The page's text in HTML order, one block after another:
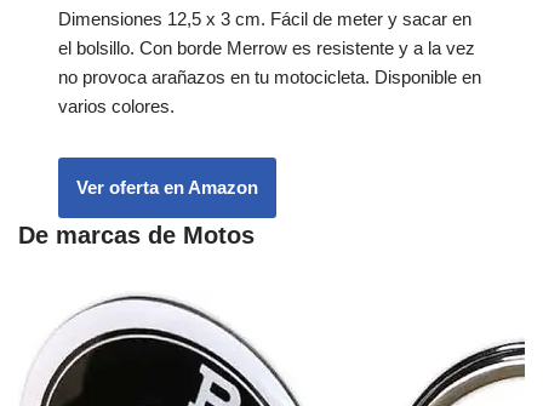
Dimensiones 12,5 x 3 cm. Fácil de meter y sacar en
el bolsillo. Con borde Merrow es resistente y a la vez
no provoca arañazos en tu motocicleta. Disponible en
varios colores.
Ver oferta en Amazon
De marcas de Motos